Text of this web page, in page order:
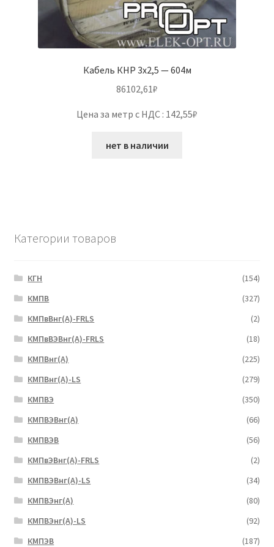
Кабель КНР 3х2,5 — 604м
86102,61₽
Цена за метр с НДС : 142,55₽
нет в наличии
Категории товаров
КГН
(154)
КМПВ
(327)
КМПвВнг(А)-FRLS
(2)
КМПвВЭВнг(А)-FRLS
(18)
КМПВнг(А)
(225)
КМПВнг(А)-LS
(279)
КМПВЭ
(350)
КМПВЭBнг(А)
(66)
КМПВЭВ
(56)
КМПвЭВнг(А)-FRLS
(2)
КМПВЭВнг(А)-LS
(34)
КМПВЭнг(А)
(80)
КМПВЭнг(А)-LS
(92)
КМПЭВ
(187)